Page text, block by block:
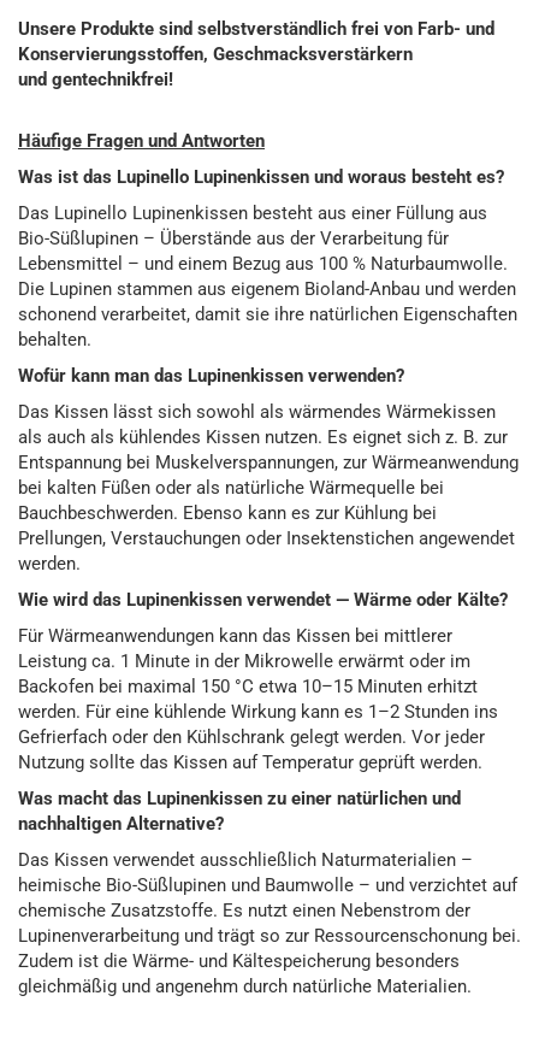
Unsere Produkte sind selbstverständlich frei von Farb- und
Konservierungsstoffen, Geschmacksverstärkern
und gentechnikfrei!
Häufige Fragen und Antworten
Was ist das Lupinello Lupinenkissen und woraus besteht es?
Das Lupinello Lupinenkissen besteht aus einer Füllung aus
Bio-Süßlupinen – Überstände aus der Verarbeitung für
Lebensmittel – und einem Bezug aus 100 % Naturbaumwolle.
Die Lupinen stammen aus eigenem Bioland-Anbau und werden
schonend verarbeitet, damit sie ihre natürlichen Eigenschaften
behalten.
Wofür kann man das Lupinenkissen verwenden?
Das Kissen lässt sich sowohl als wärmendes Wärmekissen
als auch als kühlendes Kissen nutzen. Es eignet sich z. B. zur
Entspannung bei Muskelverspannungen, zur Wärmeanwendung
bei kalten Füßen oder als natürliche Wärmequelle bei
Bauchbeschwerden. Ebenso kann es zur Kühlung bei
Prellungen, Verstauchungen oder Insektenstichen angewendet
werden.
Wie wird das Lupinenkissen verwendet — Wärme oder Kälte?
Für Wärmeanwendungen kann das Kissen bei mittlerer
Leistung ca. 1 Minute in der Mikrowelle erwärmt oder im
Backofen bei maximal 150 °C etwa 10–15 Minuten erhitzt
werden. Für eine kühlende Wirkung kann es 1–2 Stunden ins
Gefrierfach oder den Kühlschrank gelegt werden. Vor jeder
Nutzung sollte das Kissen auf Temperatur geprüft werden.
Was macht das Lupinenkissen zu einer natürlichen und
nachhaltigen Alternative?
Das Kissen verwendet ausschließlich Naturmaterialien –
heimische Bio-Süßlupinen und Baumwolle – und verzichtet auf
chemische Zusatzstoffe. Es nutzt einen Nebenstrom der
Lupinenverarbeitung und trägt so zur Ressourcenschonung bei.
Zudem ist die Wärme- und Kältespeicherung besonders
gleichmäßig und angenehm durch natürliche Materialien.